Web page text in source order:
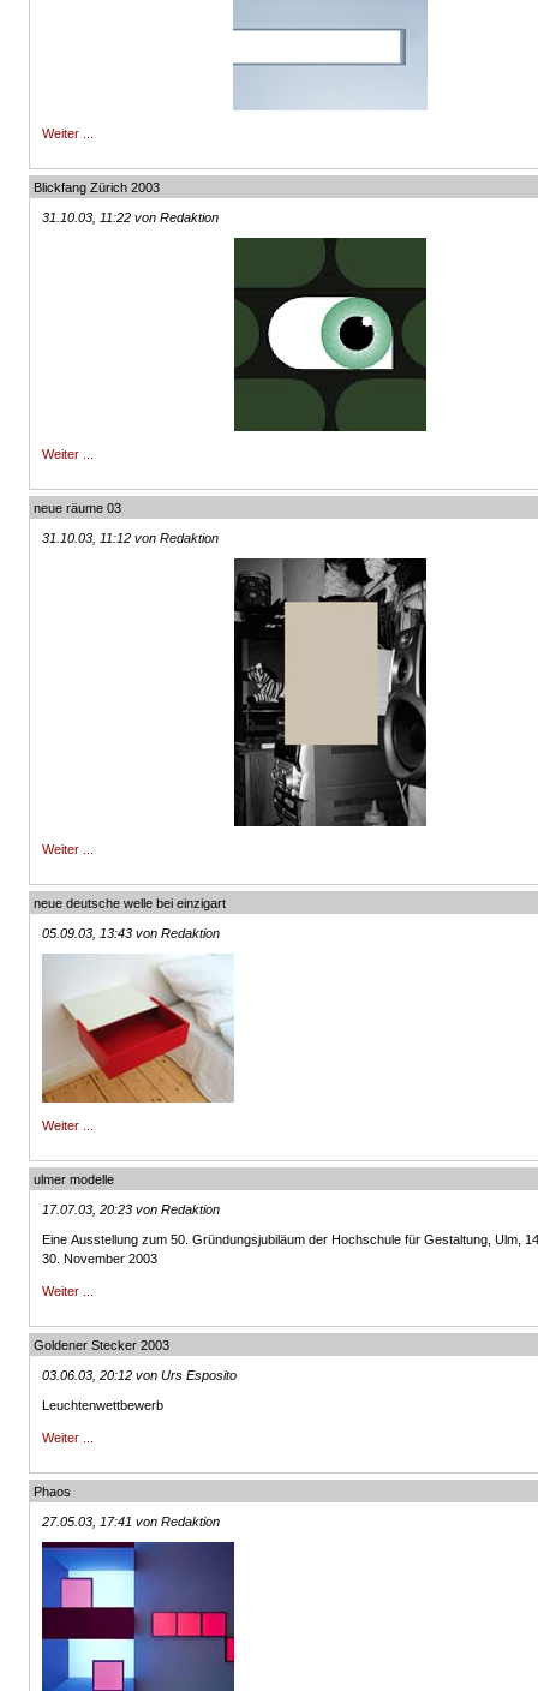
Weiter ...
Blickfang Zürich 2003
31.10.03, 11:22 von Redaktion
Weiter ...
neue räume 03
31.10.03, 11:12 von Redaktion
Weiter ...
neue deutsche welle bei einzigart
05.09.03, 13:43 von Redaktion
Weiter ...
ulmer modelle
17.07.03, 20:23 von Redaktion
Eine Ausstellung zum 50. Gründungsjubiläum der Hochschule für Gestaltung, Ulm,
30. November 2003
Weiter ...
Goldener Stecker 2003
03.06.03, 20:12 von Urs Esposito
Leuchtenwettbewerb
Weiter ...
Phaos
27.05.03, 17:41 von Redaktion